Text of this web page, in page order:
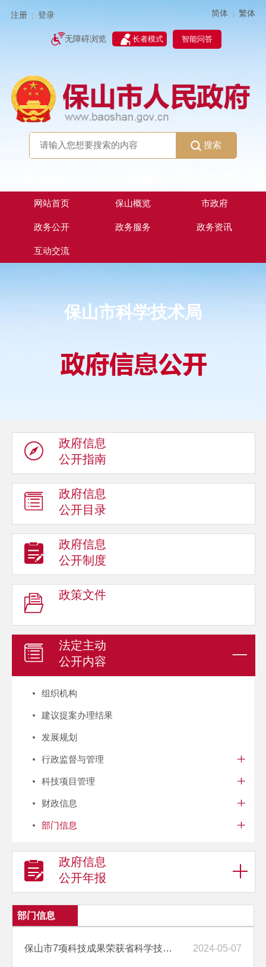
注册 登录 简体 | 繁体
无障碍浏览 长者模式 智能问答
搜索
网站首页 保山概览 市政府
政务公开 政务服务 政务资讯
互动交流
保山市科学技术局
政府信息
公开指南
政府信息
公开目录
政府信息
公开制度
政策文件
法定主动
公开内容
组织机构
建议提案办理结果
发展规划
行政监督与管理
科技项目管理
财政信息
部门信息
政府信息
公开年报
部门信息
保山市7项科技成果荣获省科学技术奖励 2024-05-07